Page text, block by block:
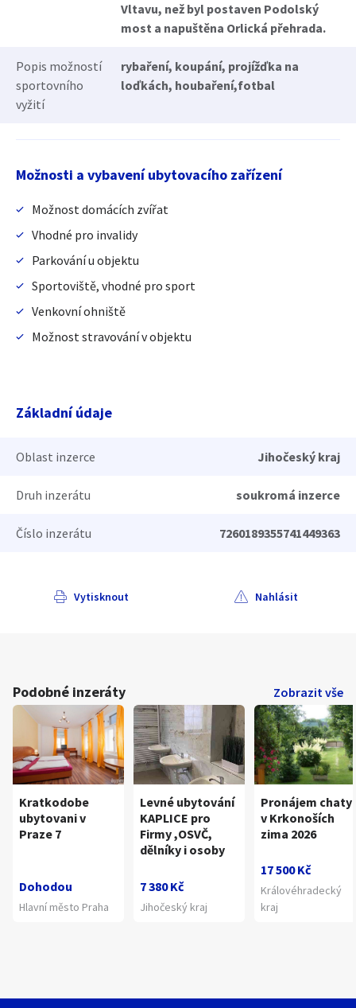
Vltavu, než byl postaven Podolský
most a napuštěna Orlická přehrada.
Popis možností
sportovního
vyžití
rybaření, koupání, projížďka na
loďkách, houbaření,fotbal
Možnosti a vybavení ubytovacího zařízení
Možnost domácích zvířat
Vhodné pro invalidy
Parkování u objektu
Sportoviště, vhodné pro sport
Venkovní ohniště
Možnost stravování v objektu
Základní údaje
Oblast inzerce Jihočeský kraj
Druh inzerátu soukromá inzerce
Číslo inzerátu 7260189355741449363
Vytisknout Nahlásit
Podobné inzeráty Zobrazit vše
Kratkodobe
ubytovani v
Praze 7
Dohodou
Hlavní město Praha
Levné ubytování
KAPLICE pro
Firmy ,OSVČ,
dělníky i osoby
7 380 Kč
Jihočeský kraj
Pronájem chaty
v Krkonoších
zima 2026
17 500 Kč
Královéhradecký
kraj